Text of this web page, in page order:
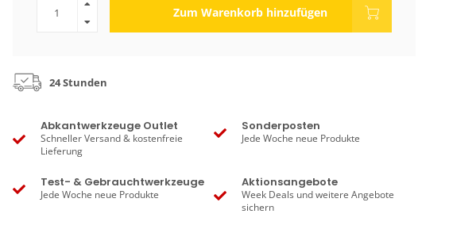
Zum Warenkorb hinzufügen
24 Stunden
Abkantwerkzeuge Outlet
Schneller Versand & kostenfreie
Lieferung
Sonderposten
Jede Woche neue Produkte
Test- & Gebrauchtwerkzeuge
Jede Woche neue Produkte
Aktionsangebote
Week Deals und weitere Angebote
sichern